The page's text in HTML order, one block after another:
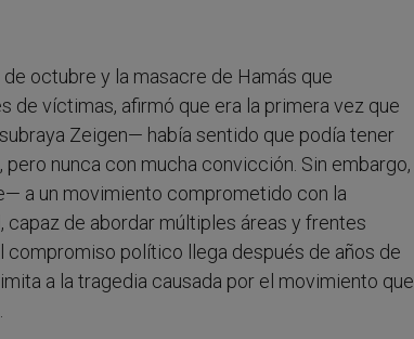
octubre y la masacre de Hamás que
de víctimas, afirmó que era la primera vez que
Zeigen— había sentido que podía tener
nunca con mucha convicción. Sin embargo,
a un movimiento comprometido con la
capaz de abordar múltiples áreas y frentes
compromiso político llega después de años de
a la tragedia causada por el movimiento que